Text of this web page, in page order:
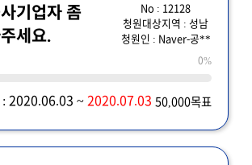
기업자 좀
세요.
No : 12128
청원대상지역 : 성남
청원인 : Naver-공**
0%
: 2020.06.03 ~2020.07.03 50,000목표